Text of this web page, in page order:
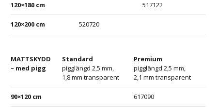
120×180 cm 517122
120×200 cm 520720
MATTSKYDD
– med pigg
Standard
pigglängd 2,5 mm,
1,8 mm transparent
Premium
pigglängd 2,5 mm,
2,1 mm transparent
90×120 cm 617090